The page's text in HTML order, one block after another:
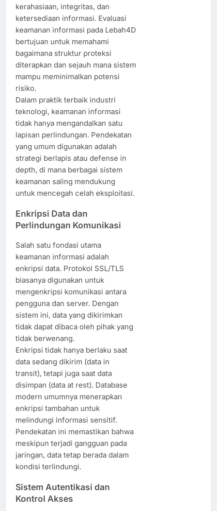
kerahasiaan, integritas, dan
ketersediaan informasi. Evaluasi
keamanan informasi pada Lebah4D
bertujuan untuk memahami
bagaimana struktur proteksi
diterapkan dan sejauh mana sistem
mampu meminimalkan potensi
risiko.
Dalam praktik terbaik industri
teknologi, keamanan informasi
tidak hanya mengandalkan satu
lapisan perlindungan. Pendekatan
yang umum digunakan adalah
strategi berlapis atau defense in
depth, di mana berbagai sistem
keamanan saling mendukung
untuk mencegah celah eksploitasi.
Enkripsi Data dan
Perlindungan Komunikasi
Salah satu fondasi utama
keamanan informasi adalah
enkripsi data. Protokol SSL/TLS
biasanya digunakan untuk
mengenkripsi komunikasi antara
pengguna dan server. Dengan
sistem ini, data yang dikirimkan
tidak dapat dibaca oleh pihak yang
tidak berwenang.
Enkripsi tidak hanya berlaku saat
data sedang dikirim (data in
transit), tetapi juga saat data
disimpan (data at rest). Database
modern umumnya menerapkan
enkripsi tambahan untuk
melindungi informasi sensitif.
Pendekatan ini memastikan bahwa
meskipun terjadi gangguan pada
jaringan, data tetap berada dalam
kondisi terlindungi.
Sistem Autentikasi dan
Kontrol Akses